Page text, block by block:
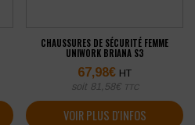
CHAUSSURES DE SÉCURITÉ FEMME
UNIWORK BRIANA S3
67,98€ HT
soit 81,58€ TTC
VOIR PLUS D'INFOS